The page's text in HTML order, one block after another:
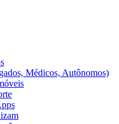
Médicos, Autônomos)